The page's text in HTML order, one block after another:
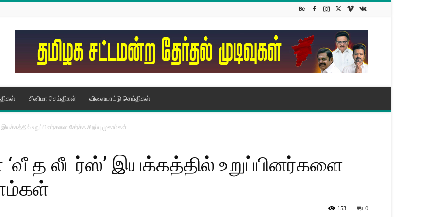
சினிமா செய்திகள் விளையாட்டு செய்திகள்
உறுப்பினர்களை சேர்க்க சிறப்பு முகாம்கள்
த லீடர்ஸ்’ இயக்கத்தில் உறுப்பினர்களை
0
153